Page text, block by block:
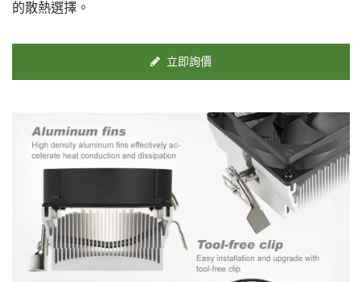
的散熱選擇。
立即詢價